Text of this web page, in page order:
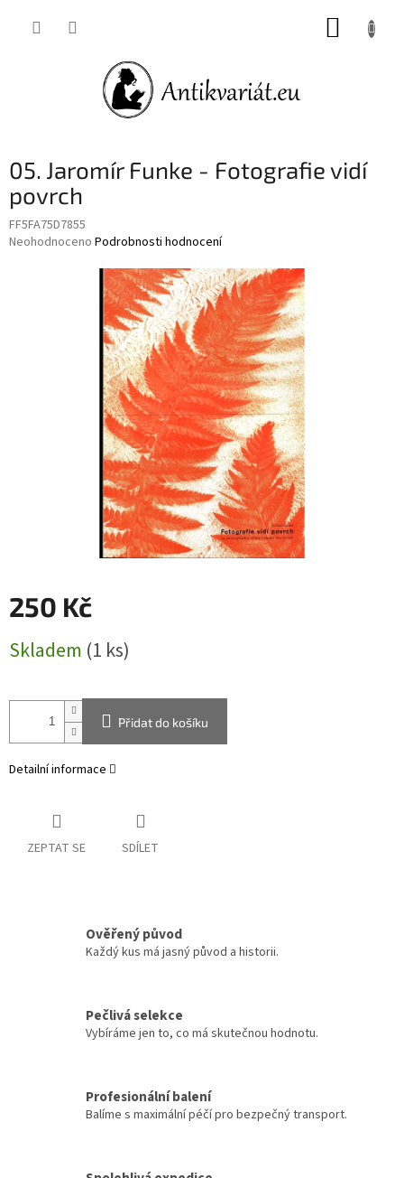
05. Jaromír Funke - Fotografie vidí
povrch
FF5FA75D7855
Průměrné
Neohodnoceno Podrobnosti hodnocení
250 Kč
cena:
Skladem (1 ks)
Přidat do košíku
Detailní informace
ZEPTAT SE SDÍLET
Ověřený původ
Každý kus má jasný původ a historii.
Pečlivá selekce
Vybíráme jen to, co má skutečnou hodnotu.
Profesionální balení
Balíme s maximální péčí pro bezpečný transport.